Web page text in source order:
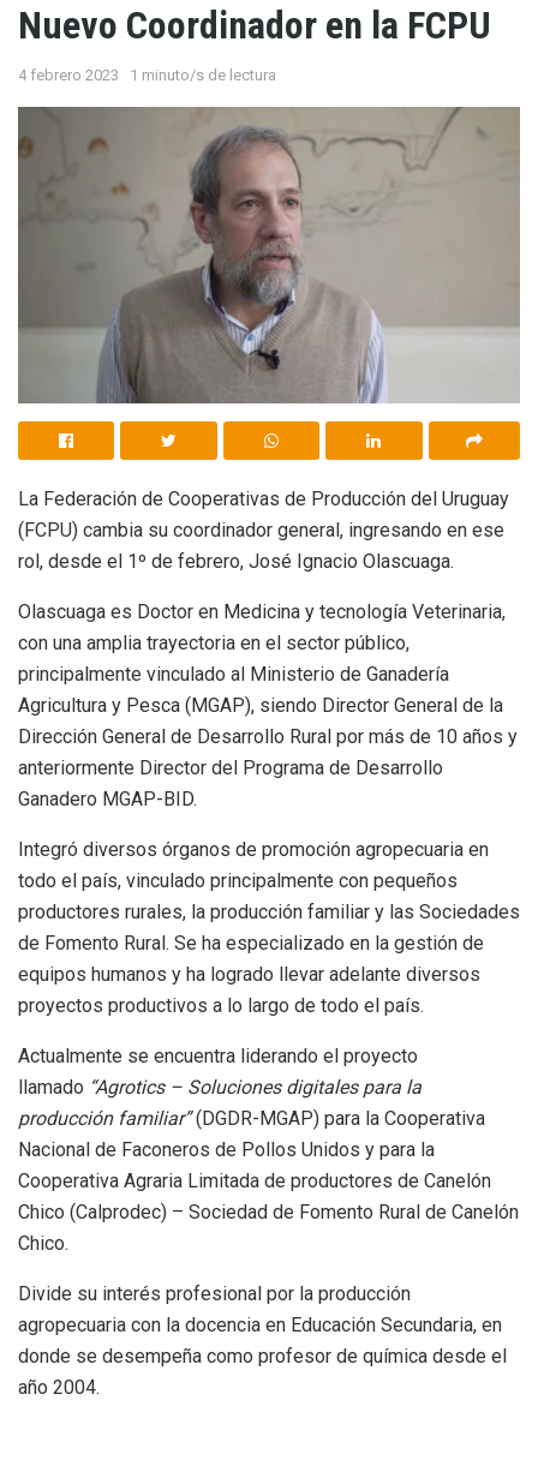
Nuevo Coordinador en la FCPU
4 febrero 2023 1 minuto/s de lectura
La Federación de Cooperativas de Producción del Uruguay
(FCPU) cambia su coordinador general, ingresando en ese
rol, desde el 1º de febrero, José Ignacio Olascuaga.
Olascuaga es Doctor en Medicina y tecnología Veterinaria,
con una amplia trayectoria en el sector público,
principalmente vinculado al Ministerio de Ganadería
Agricultura y Pesca (MGAP), siendo Director General de la
Dirección General de Desarrollo Rural por más de 10 años y
anteriormente Director del Programa de Desarrollo
Ganadero MGAP-BID.
Integró diversos órganos de promoción agropecuaria en
todo el país, vinculado principalmente con pequeños
productores rurales, la producción familiar y las Sociedades
de Fomento Rural. Se ha especializado en la gestión de
equipos humanos y ha logrado llevar adelante diversos
proyectos productivos a lo largo de todo el país.
Actualmente se encuentra liderando el proyecto
llamado “Agrotics – Soluciones digitales para la
producción familiar”(DGDR-MGAP) para la Cooperativa
Nacional de Faconeros de Pollos Unidos y para la
Cooperativa Agraria Limitada de productores de Canelón
Chico (Calprodec) – Sociedad de Fomento Rural de Canelón
Chico.
Divide su interés profesional por la producción
agropecuaria con la docencia en Educación Secundaria, en
donde se desempeña como profesor de química desde el
año 2004.